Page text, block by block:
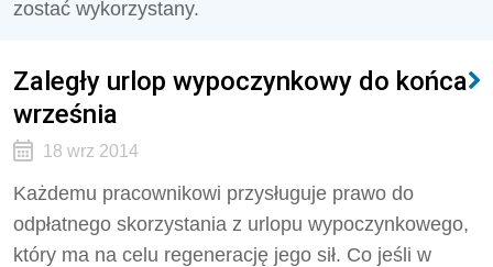
zostać wykorzystany.
Zaległy urlop wypoczynkowy do końca
września
18 wrz 2014
Każdemu pracownikowi przysługuje prawo do
odpłatnego skorzystania z urlopu wypoczynkowego,
który ma na celu regenerację jego sił. Co jeśli w